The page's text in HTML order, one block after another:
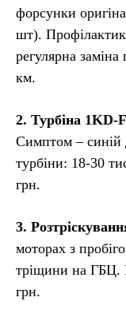
форсунки
шт).
регулярна
км.
2. Турбіна 1KD-
Симптом – синій
турбіни: 18-30
грн.
3.
моторах з
тріщини на ГБЦ.
грн.